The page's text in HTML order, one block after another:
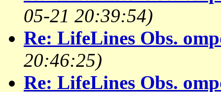
05-21 20:39:54)
Re: LifeLines Obs.
20:46:25)
Re: LifeLines Obs.